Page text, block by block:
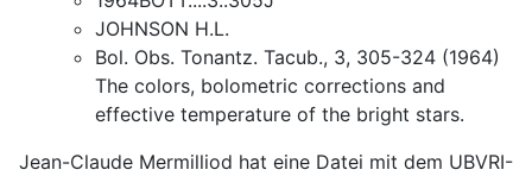
JOHNSON H.L.
Bol. Obs. Tonantz. Tacub., 3, 305-324 (1964)
The colors, bolometric corrections and
effective temperature of the bright stars.
Jean-Claude Mermilliod hat eine Datei mit dem UBVRI-